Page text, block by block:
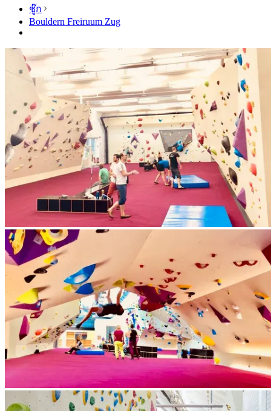
ชู๊ก
Bouldern Freiruum Zug